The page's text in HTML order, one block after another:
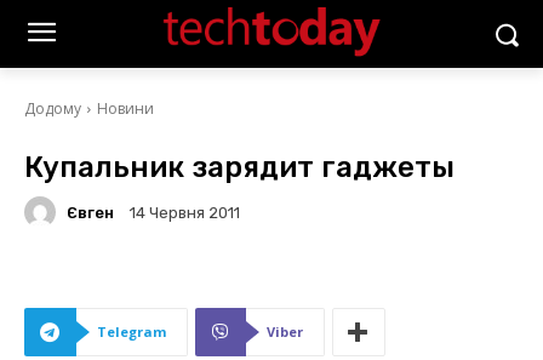
Додому Новини
Купальник зарядит гаджеты
Євген 14 Червня 2011
Telegram Viber